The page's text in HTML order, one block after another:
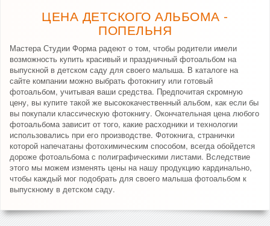
ЦЕНА ДЕТСКОГО АЛЬБОМА -
ПОПЕЛЬНЯ
Мастера Студии Форма радеют о том, чтобы родители имели
возможность купить красивый и праздничный фотоальбом на
выпускной в детском саду для своего малыша. В каталоге на
сайте компании можно выбрать фотокнигу или готовый
фотоальбом, учитывая ваши средства. Предпочитая скромную
цену, вы купите такой же высококачественный альбом, как если бы
вы покупали классическую фотокнигу. Окончательная цена любого
фотоальбома зависит от того, какие расходники и технологии
использовались при его производстве. Фотокнига, странички
которой напечатаны фотохимическим способом, всегда обойдется
дороже фотоальбома с полиграфическими листами. Вследствие
этого мы можем изменять цены на нашу продукцию кардинально,
чтобы каждый мог подобрать для своего малыша фотоальбом к
выпускному в детском саду.